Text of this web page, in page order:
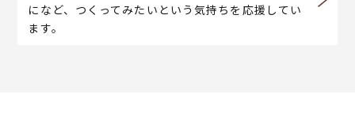
になど、つくってみたいという気持ちを応援してい
ます。